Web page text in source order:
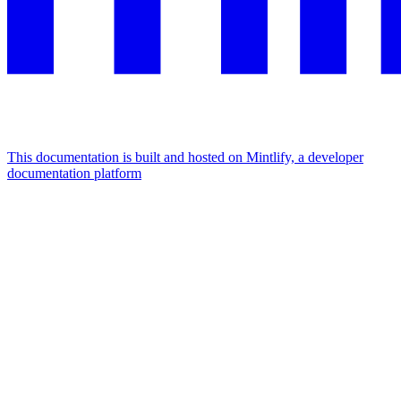
This documentation is built and hosted on Mintlify, a developer
documentation platform